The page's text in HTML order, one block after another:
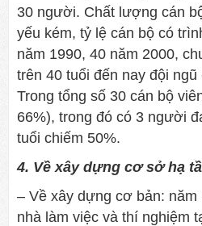
30 người. Chất lượng cán
yếu kém, tỷ lệ cán bộ có
năm 1990, 40 năm 2000,
trên 40 tuổi đến nay đội
Trong tổng số 30 cán bộ
66%), trong đó có 3 người
tuổi chiếm 50%.
4. Về xây dựng cơ sở hạ
– Về xây dựng cơ bản:
nhà làm việc và thí nghiệm